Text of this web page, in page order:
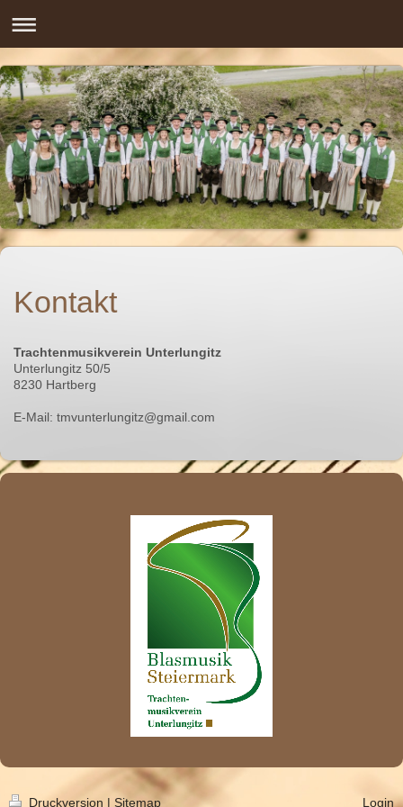
Kontakt
Trachtenmusikverein Unterlungitz
Unterlungitz 50/5
8230 Hartberg
E-Mail: tmvunterlungitz@gmail.com
Druckversion | Sitemap Login